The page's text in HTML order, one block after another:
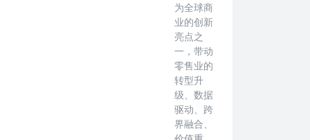
为全球商
业的创新
亮点之
一，带动
零售业的
转型升
级、数据
驱动、跨
界融合、